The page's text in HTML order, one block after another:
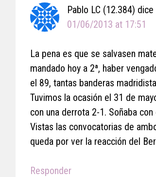
Pablo LC (12.384) dice
01/06/2013 at 17:51
La pena es que se salvasen
mandado hoy a 2ª, haber
el 89, tantas banderas
Tuvimos la ocasión el 31 de
con una derrota 2-1. Soñaba
Vistas las convocatorias de
queda por ver la reacción del
Responder